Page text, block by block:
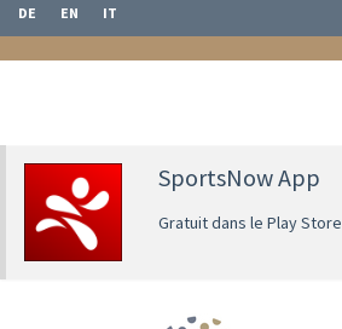
DE EN IT
SportsNow App
Gratuit dans le Play Store